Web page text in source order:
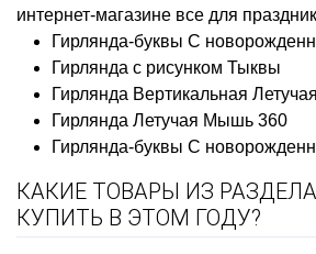
интернет-магазине все для
Гирлянда-буквы С
Гирлянда с рисунком Тыквы
Гирлянда Вертикальная
Гирлянда Летучая Мышь 360
Гирлянда-буквы С
КАКИЕ ТОВАРЫ ИЗ
КУПИТЬ В ЭТОМ ГОДУ?